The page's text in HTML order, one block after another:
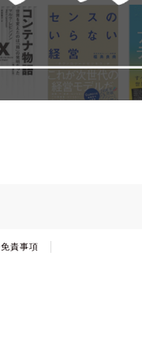
免責事項